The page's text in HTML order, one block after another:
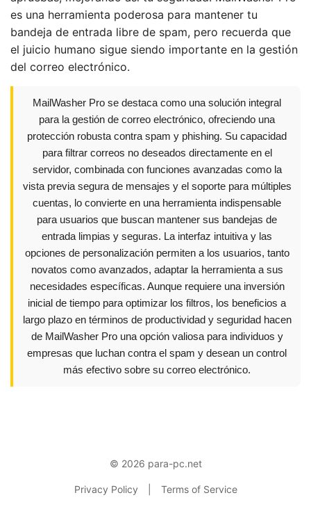
es una herramienta poderosa para mantener tu
bandeja de entrada libre de spam, pero recuerda que
el juicio humano sigue siendo importante en la gestión
del correo electrónico.
MailWasher Pro se destaca como una solución integral
para la gestión de correo electrónico, ofreciendo una
protección robusta contra spam y phishing. Su capacidad
para filtrar correos no deseados directamente en el
servidor, combinada con funciones avanzadas como la
vista previa segura de mensajes y el soporte para múltiples
cuentas, lo convierte en una herramienta indispensable
para usuarios que buscan mantener sus bandejas de
entrada limpias y seguras. La interfaz intuitiva y las
opciones de personalización permiten a los usuarios, tanto
novatos como avanzados, adaptar la herramienta a sus
necesidades específicas. Aunque requiere una inversión
inicial de tiempo para optimizar los filtros, los beneficios a
largo plazo en términos de productividad y seguridad hacen
de MailWasher Pro una opción valiosa para individuos y
empresas que luchan contra el spam y desean un control
más efectivo sobre su correo electrónico.
© 2026 para-pc.net
Privacy Policy Terms of Service